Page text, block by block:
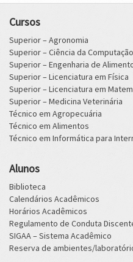
Cursos
Superior – Agronomia
Superior – Ciência da Computação
Superior – Engenharia de
Superior – Licenciatura em Física
Superior – Licenciatura em
Superior – Medicina Veterinária
Técnico em Agropecuária
Técnico em Alimentos
Técnico em Informática para
Alunos
Biblioteca
Calendários Acadêmicos
Horários Acadêmicos
Regulamento de Conduta
SIGAA – Sistema Acadêmico
Reserva de ambientes/